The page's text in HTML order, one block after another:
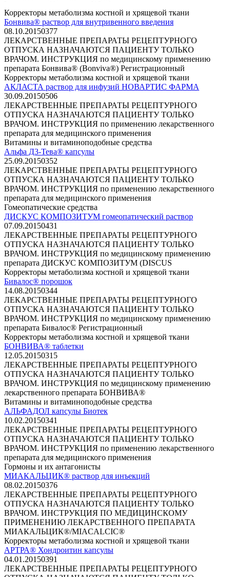
Корректоры метаболизма костной и хрящевой ткани
Бонвива® раствор для внутривенного введения
08.10.20150377
ЛЕКАРСТВЕННЫЕ ПРЕПАРАТЫ РЕЦЕПТУРНОГО
ОТПУСКА НАЗНАЧАЮТСЯ ПАЦИЕНТУ ТОЛЬКО
ВРАЧОМ. ИНСТРУКЦИЯ по медицинскому применению
препарата Бонвива® (Bonviva®) Регистрационный
Корректоры метаболизма костной и хрящевой ткани
АКЛАСТА раствор для инфузий НОВАРТИС ФАРМА
30.09.20150506
ЛЕКАРСТВЕННЫЕ ПРЕПАРАТЫ РЕЦЕПТУРНОГО
ОТПУСКА НАЗНАЧАЮТСЯ ПАЦИЕНТУ ТОЛЬКО
ВРАЧОМ. ИНСТРУКЦИЯ по применению лекарственного
препарата для медицинского применения
Витамины и витаминоподобные средства
Альфа Д3-Тева® капсулы
25.09.20150352
ЛЕКАРСТВЕННЫЕ ПРЕПАРАТЫ РЕЦЕПТУРНОГО
ОТПУСКА НАЗНАЧАЮТСЯ ПАЦИЕНТУ ТОЛЬКО
ВРАЧОМ. ИНСТРУКЦИЯ по применению лекарственного
препарата для медицинского применения
Гомеопатические средства
ДИСКУС КОМПОЗИТУМ гомеопатический раствор
07.09.20150431
ЛЕКАРСТВЕННЫЕ ПРЕПАРАТЫ РЕЦЕПТУРНОГО
ОТПУСКА НАЗНАЧАЮТСЯ ПАЦИЕНТУ ТОЛЬКО
ВРАЧОМ. ИНСТРУКЦИЯ по медицинскому применению
препарата ДИСКУС КОМПОЗИТУМ (DISCUS
Корректоры метаболизма костной и хрящевой ткани
Бивалос® порошок
14.08.20150344
ЛЕКАРСТВЕННЫЕ ПРЕПАРАТЫ РЕЦЕПТУРНОГО
ОТПУСКА НАЗНАЧАЮТСЯ ПАЦИЕНТУ ТОЛЬКО
ВРАЧОМ. ИНСТРУКЦИЯ по медицинскому применению
препарата Бивалос® Регистрационный
Корректоры метаболизма костной и хрящевой ткани
БОНВИВА® таблетки
12.05.20150315
ЛЕКАРСТВЕННЫЕ ПРЕПАРАТЫ РЕЦЕПТУРНОГО
ОТПУСКА НАЗНАЧАЮТСЯ ПАЦИЕНТУ ТОЛЬКО
ВРАЧОМ. ИНСТРУКЦИЯ по медицинскому применению
лекарственного препарата БОНВИВА®
Витамины и витаминоподобные средства
АЛЬФАДОЛ капсулы Биотек
10.02.20150341
ЛЕКАРСТВЕННЫЕ ПРЕПАРАТЫ РЕЦЕПТУРНОГО
ОТПУСКА НАЗНАЧАЮТСЯ ПАЦИЕНТУ ТОЛЬКО
ВРАЧОМ. ИНСТРУКЦИЯ по применению лекарственного
препарата для медицинского применения
Гормоны и их антагонисты
МИАКАЛЬЦИК® раствор для инъекций
08.02.20150376
ЛЕКАРСТВЕННЫЕ ПРЕПАРАТЫ РЕЦЕПТУРНОГО
ОТПУСКА НАЗНАЧАЮТСЯ ПАЦИЕНТУ ТОЛЬКО
ВРАЧОМ. ИНСТРУКЦИЯ ПО МЕДИЦИНСКОМУ
ПРИМЕНЕНИЮ ЛЕКАРСТВЕННОГО ПРЕПАРАТА
МИАКАЛЬЦИК®/MIACALCIC®
Корректоры метаболизма костной и хрящевой ткани
АРТРА® Хондроитин капсулы
04.01.20150391
ЛЕКАРСТВЕННЫЕ ПРЕПАРАТЫ РЕЦЕПТУРНОГО